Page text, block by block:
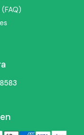
kurkuma en past
voeding en
of ontdek